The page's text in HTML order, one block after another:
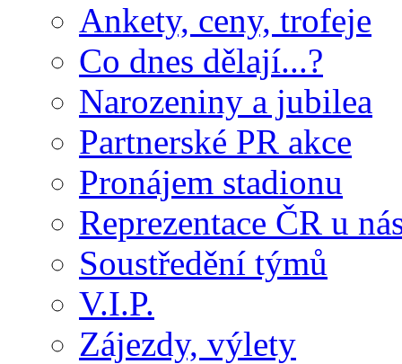
Ankety, ceny, trofeje
Co dnes dělají...?
Narozeniny a jubilea
Partnerské PR akce
Pronájem stadionu
Reprezentace ČR u
Soustředění týmů
V.I.P.
Zájezdy, výlety